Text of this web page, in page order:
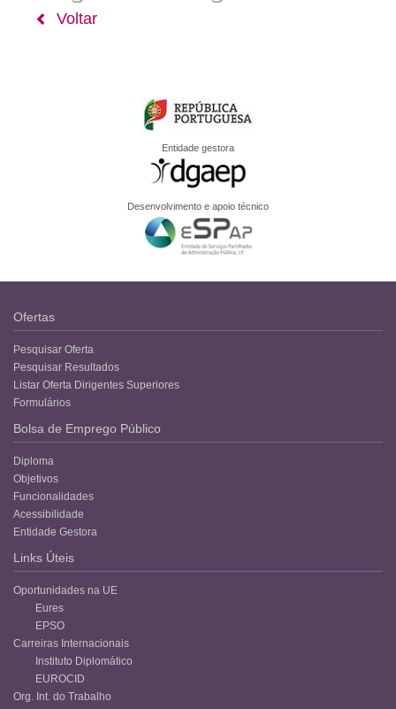
Voltar
Entidade gestora
Desenvolvimento e apoio técnico
Ofertas
Pesquisar Oferta
Pesquisar Resultados
Listar Oferta Dirigentes Superiores
Formulários
Bolsa de Emprego Público
Diploma
Objetivos
Funcionalidades
Acessibilidade
Entidade Gestora
Links Úteis
Oportunidades na UE
Eures
EPSO
Carreiras Internacionais
Instituto Diplomático
EUROCID
Org. Int. do Trabalho